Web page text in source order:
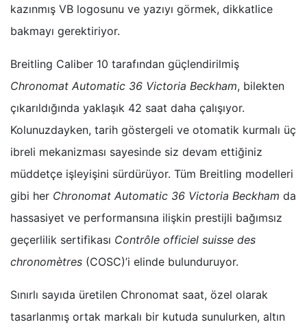
kazınmış VB logosunu ve yazıyı görmek, dikkatlice
bakmayı gerektiriyor.
Breitling Caliber 10 tarafından güçlendirilmiş
Chronomat Automatic 36 Victoria Beckham, bilekten
çıkarıldığında yaklaşık 42 saat daha çalışıyor.
Kolunuzdayken, tarih göstergeli ve otomatik kurmalı üç
ibreli mekanizması sayesinde siz devam ettiğiniz
müddetçe işleyişini sürdürüyor. Tüm Breitling modelleri
gibi her Chronomat Automatic 36 Victoria Beckham da
hassasiyet ve performansına ilişkin prestijli bağımsız
geçerlilik sertifikası Contrôle officiel suisse des
chronomètres (COSC)’i elinde bulunduruyor.
Sınırlı sayıda üretilen Chronomat saat, özel olarak
tasarlanmış ortak markalı bir kutuda sunulurken, altın